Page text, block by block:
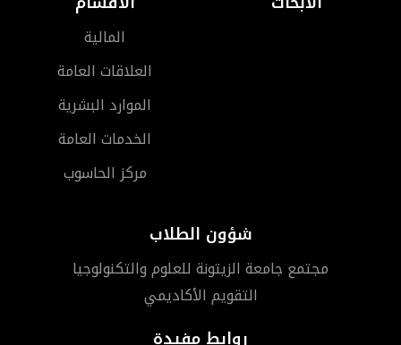
المالية
العلاقات العامة
الموارد البشرية
الخدمات العامة
مركز الحاسوب
شؤون الطلاب
مجتمع جامعة الزيتونة للعلوم والتكنولوجيا
التقويم الأكاديمي
روابط مفيدة